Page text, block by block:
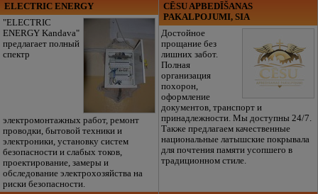
ELECTRIC ENERGY
"ELECTRIC
ENERGY Kandava"
предлагает полный
спектр
электромонтажных работ, ремонт
проводки, бытовой техники и
электроники, установку систем
безопасности и слабых токов,
проектирование, замеры и
обследование электрохозяйства на
риски безопасности.
CĒSU APBEDĪŠANAS
PAKALPOJUMI, SIA
Достойное
прощание без
лишних забот.
Полная
организация
похорон,
оформление
документов, транспорт и
принадлежности. Мы доступны 24/7.
Также предлагаем качественные
национальные латышские покрывала
для почтения памяти усопшего в
традиционном стиле.